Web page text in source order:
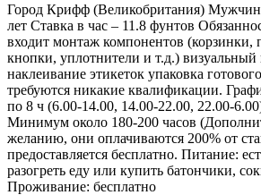
Город Крифф (Великобритания)
лет Ставка в час – 11.8 фунтов
входит монтаж компонентов (корзинки,
кнопки, уплотнители и т.д.) визуальный
наклеивание этикеток упаковка
требуются никакие квалификации.
по 8 ч (6.00-14.00, 14.00-22.00, 22.00-
Минимум около 180-200 часов
желанию, они оплачиваются 200% от
предоставляется бесплатно. Питание:
разогреть еду или купить батончики,
Проживание: бесплатно